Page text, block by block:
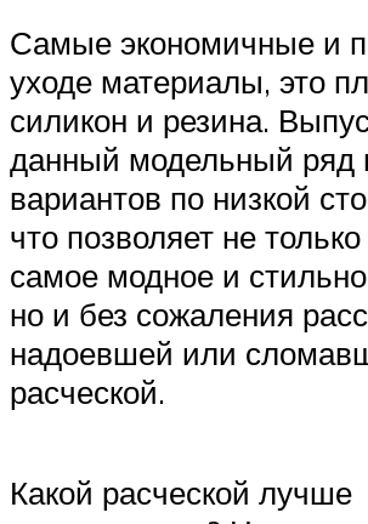
Самые экономичные и
уходе материалы, это
силикон и резина.
данный модельный ряд
вариантов по низкой
что позволяет не
самое модное и
но и без сожаления
надоевшей или
расческой.
Какой расческой лучше